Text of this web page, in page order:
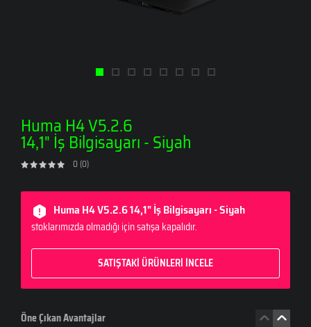
Huma H4 V5.2.6
14,1" İş Bilgisayarı - Siyah
0 (0)
Huma H4 V5.2.6 14,1" İş Bilgisayarı - Siyah
stoklarımızda olmadığı için satışa kapalıdır.
SATIŞTAKİ ÜRÜNLERİ İNCELE
Öne Çıkan Avantajlar